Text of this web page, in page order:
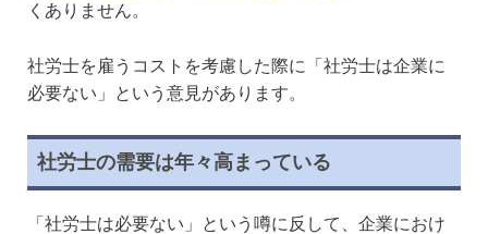
くありません。
社労士を雇うコストを考慮した際に「社労士は企業に
必要ない」という意見があります。
社労士の需要は年々高まっている
「社労士は必要ない」という噂に反して、企業におけ